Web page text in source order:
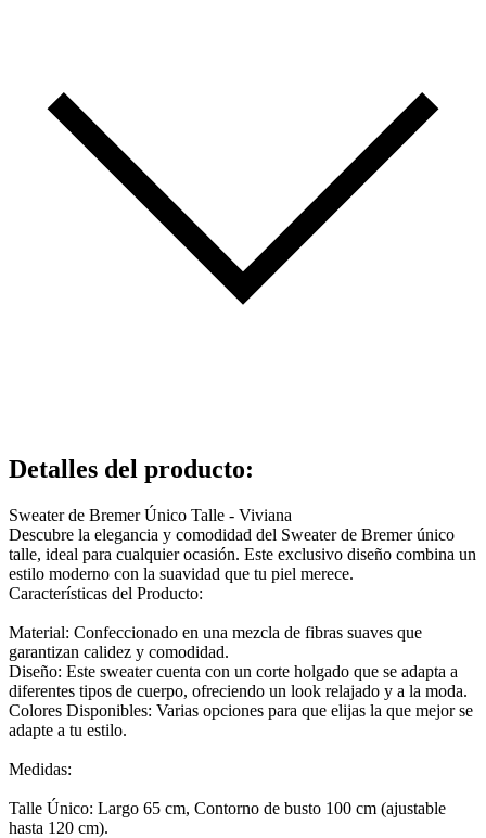
Detalles del producto:
Sweater de Bremer Único Talle - Viviana
Descubre la elegancia y comodidad del Sweater de Bremer único
talle, ideal para cualquier ocasión. Este exclusivo diseño combina un
estilo moderno con la suavidad que tu piel merece.
Características del Producto:
Material: Confeccionado en una mezcla de fibras suaves que
garantizan calidez y comodidad.
Diseño: Este sweater cuenta con un corte holgado que se adapta a
diferentes tipos de cuerpo, ofreciendo un look relajado y a la moda.
Colores Disponibles: Varias opciones para que elijas la que mejor se
adapte a tu estilo.
Medidas:
Talle Único: Largo 65 cm, Contorno de busto 100 cm (ajustable
hasta 120 cm).